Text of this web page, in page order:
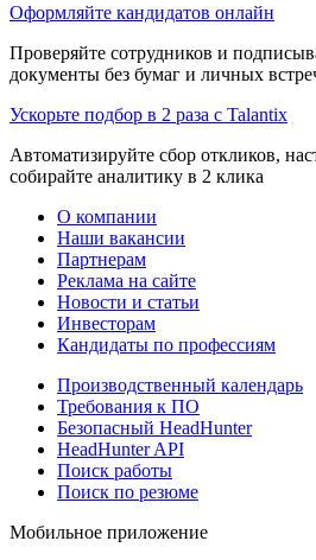
Оформляйте кандидатов онлайн
Проверяйте сотрудников и
документы без бумаг и личных
Ускорьте подбор в 2 раза с Talantix
Автоматизируйте сбор откликов,
собирайте аналитику в 2 клика
О компании
Наши вакансии
Партнерам
Реклама на сайте
Новости и статьи
Инвесторам
Кандидаты по профессиям
Производственный календарь
Требования к ПО
Безопасный HeadHunter
HeadHunter API
Поиск работы
Поиск по резюме
Мобильное приложение